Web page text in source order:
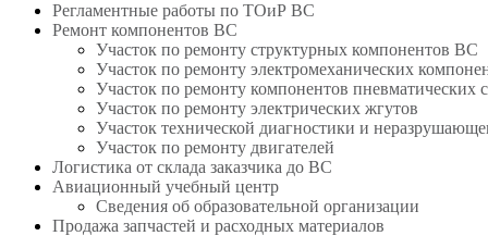
Регламентные работы по ТОиР ВС
Ремонт компонентов ВС
Участок по ремонту структурных компонентов ВС
Участок по ремонту электромеханических
Участок по ремонту компонентов пневматических
Участок по ремонту электрических жгутов
Участок технической диагностики и
Участок по ремонту двигателей
Логистика от склада заказчика до ВС
Авиационный учебный центр
Сведения об образовательной организации
Продажа запчастей и расходных материалов